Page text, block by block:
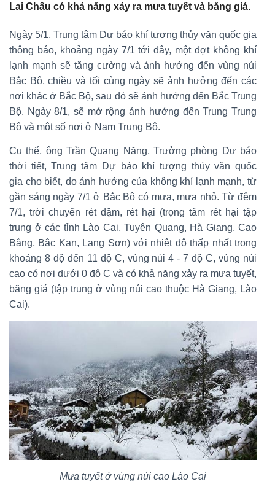
Lai Châu có khả năng xảy ra mưa tuyết và băng giá.
Ngày 5/1, Trung tâm Dự báo khí tượng thủy văn quốc gia
thông báo, khoảng ngày 7/1 tới đây, một đợt không khí
lạnh mạnh sẽ tăng cường và ảnh hưởng đến vùng núi
Bắc Bộ, chiều và tối cùng ngày sẽ ảnh hưởng đến các
nơi khác ở Bắc Bộ, sau đó sẽ ảnh hưởng đến Bắc Trung
Bộ. Ngày 8/1, sẽ mở rộng ảnh hưởng đến Trung Trung
Bộ và một số nơi ở Nam Trung Bộ.
Cụ thể, ông Trần Quang Năng, Trưởng phòng Dự báo
thời tiết, Trung tâm Dự báo khí tượng thủy văn quốc
gia cho biết, do ảnh hưởng của không khí lạnh mạnh, từ
gần sáng ngày 7/1 ở Bắc Bộ có mưa, mưa nhỏ. Từ đêm
7/1, trời chuyển rét đậm, rét hại (trọng tâm rét hại tập
trung ở các tỉnh Lào Cai, Tuyên Quang, Hà Giang, Cao
Bằng, Bắc Kạn, Lạng Sơn) với nhiệt độ thấp nhất trong
khoảng 8 độ đến 11 độ C, vùng núi 4 - 7 độ C, vùng núi
cao có nơi dưới 0 độ C và có khả năng xảy ra mưa tuyết,
băng giá (tập trung ở vùng núi cao thuộc Hà Giang, Lào
Cai).
Mưa tuyết ở vùng núi cao Lào Cai